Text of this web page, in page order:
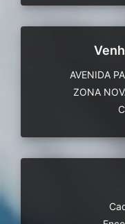
AVENIDA
ZONA